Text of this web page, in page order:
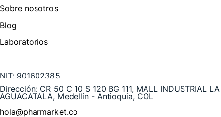
Sobre nosotros
Blog
Laboratorios
NIT: 901602385
Dirección: CR 50 C 10 S 120 BG 111, MALL INDUSTRIAL LA
AGUACATALA, Medellín - Antioquia, COL
hola@pharmarket.co